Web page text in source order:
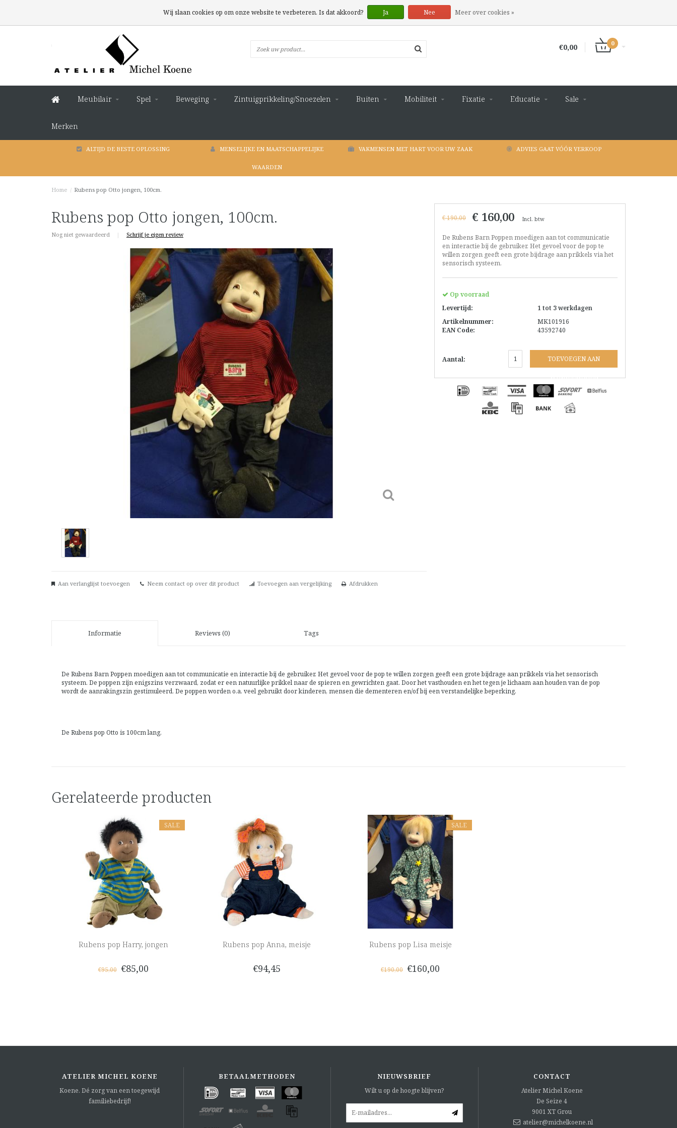
€0,00 0
Meubilair Spel Beweging Zintuigprikkeling/Snoezelen Buiten Mobiliteit Fixatie Educatie Sale
Merken
ALTIJD DE BESTE OPLOSSING MENSELIJKE EN MAATSCHAPPELIJKE
WAARDEN
VAKMENSEN MET HART VOOR UW ZAAK ADVIES GAAT VÓÓR VERKOOP
Home / Rubens pop Otto jongen, 100cm.
Rubens pop Otto jongen, 100cm.
Nog niet gewaardeerd | Schrijf je eigen review
Aan verlanglijst toevoegen Neem contact op over dit product Toevoegen aan vergelijking Afdrukken
€ 190,00 € 160,00 Incl. btw
De Rubens Barn Poppen moedigen aan tot communicatie
en interactie bij de gebruiker. Het gevoel voor de pop te
willen zorgen geeft een grote bijdrage aan prikkels via het
sensorisch systeem.
Op voorraad
Levertijd:
1 tot 3 werkdagen
Artikelnummer:
MK101916
EAN Code:
43592740
Aantal: TOEVOEGEN AAN
WINKELWAGEN
Informatie Reviews (0) Tags
De Rubens Barn Poppen moedigen aan tot communicatie en interactie bij de gebruiker. Het gevoel voor de pop te willen zorgen geeft een grote bijdrage aan prikkels via het sensorisch
systeem. De poppen zijn enigszins verzwaard, zodat er een natuurlijke prikkel naar de spieren en gewrichten gaat. Door het vasthouden en het tegen je lichaam aan houden van de pop
wordt de aanrakingszin gestimuleerd. De poppen worden o.a. veel gebruikt door kinderen, mensen die dementeren en/of bij een verstandelijke beperking.
De Rubens pop Otto is 100cm lang.
Gerelateerde producten
SALE
Rubens pop Harry, jongen
€95,00 €85,00
Rubens pop Anna, meisje
€94,45
SALE
Rubens pop Lisa meisje
€190,00 €160,00
ATELIER MICHEL KOENE
Koene. Dé zorg van een toegewijd
familiebedrijf!
BETAALMETHODEN NIEUWSBRIEF
Wilt u op de hoogte blijven?
CONTACT
Atelier Michel Koene
De Seize 4
9001 XT Grou
atelier@michelkoene.nl
Wij slaan cookies op om onze website te verbeteren. Is dat akkoord? Ja Nee Meer over cookies »